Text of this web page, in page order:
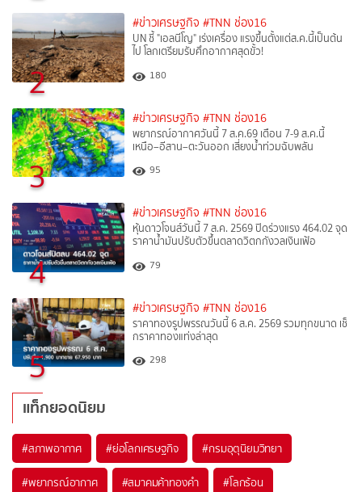
2
#ข่าวเศรษฐกิจ #TNN ช่อง16
UN ชี้ "เอลนีโญ" เร่งเครื่อง แรงขึ้นตั้งแต่ส.ค.นี้เป็นต้น
ไป โลกเตรียมรับศึกอากาศสุดขั้ว!
180
3
#ข่าวเศรษฐกิจ #TNN ช่อง16
พยากรณ์อากาศวันนี้ 7 ส.ค.69 เตือน 7-9 ส.ค.นี้
เหนือ–อีสาน–ตะวันออก เสี่ยงน้ำท่วมฉับพลัน
95
4
#ข่าวเศรษฐกิจ #TNN ช่อง16
หุ้นดาวโจนส์วันนี้ 7 ส.ค. 2569 ปิดร่วงแรง 464.02 จุด
ราคาน้ำมันปรับตัวขึ้นตลาดวิตกกังวลเงินเฟ้อ
79
5
#ข่าวเศรษฐกิจ #TNN ช่อง16
ราคาทองรูปพรรณวันนี้ 6 ส.ค. 2569 รวมทุกขนาด เช็
กราคาทองแท่งล่าสุด
298
แท็กยอดนิยม
#สภาพอากาศ #ย่อโลกเศรษฐกิจ #กรมอุตุนิยมวิทยา
#พยากรณ์อากาศ #สมาคมค้าทองคำ #โลกร้อน